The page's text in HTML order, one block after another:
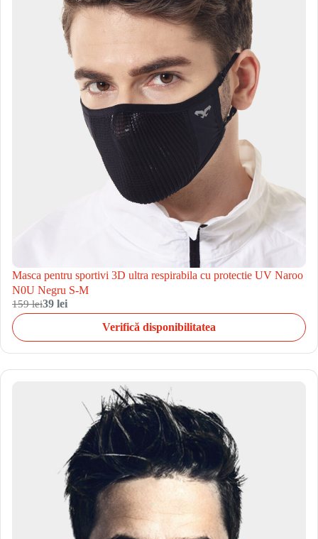
Masca pentru sportivi 3D ultra respirabila cu protectie UV Naroo
N0U Negru S-M
159 lei39 lei
Verifică disponibilitatea